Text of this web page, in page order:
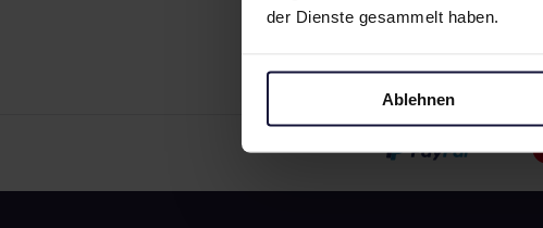
der Dienste gesammelt haben.
Ablehnen